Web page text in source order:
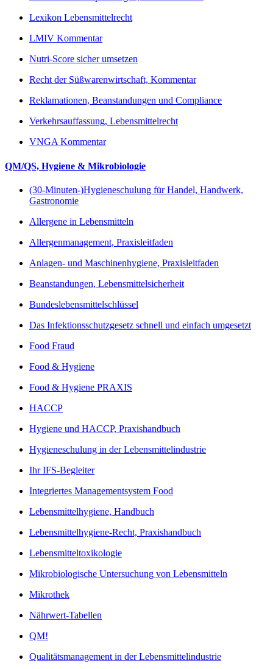
Lexikon Lebensmittelrecht
LMIV Kommentar
Nutri-Score sicher umsetzen
Recht der Süßwarenwirtschaft, Kommentar
Reklamationen, Beanstandungen und Compliance
Verkehrsauffassung, Lebensmittelrecht
VNGA Kommentar
QM/QS, Hygiene & Mikrobiologie
(30-Minuten-)Hygieneschulung für Handel, Handwerk,
Gastronomie
Allergene in Lebensmitteln
Allergenmanagement, Praxisleitfaden
Anlagen- und Maschinenhygiene, Praxisleitfaden
Beanstandungen, Lebensmittelsicherheit
Bundeslebensmittelschlüssel
Das Infektionsschutzgesetz schnell und einfach umgesetzt
Food Fraud
Food & Hygiene
Food & Hygiene PRAXIS
HACCP
Hygiene und HACCP, Praxishandbuch
Hygieneschulung in der Lebensmittelindustrie
Ihr IFS-Begleiter
Integriertes Managementsystem Food
Lebensmittelhygiene, Handbuch
Lebensmittelhygiene-Recht, Praxishandbuch
Lebensmitteltoxikologie
Mikrobiologische Untersuchung von Lebensmitteln
Mikrothek
Nährwert-Tabellen
QM!
Qualitätsmanagement in der Lebensmittelindustrie